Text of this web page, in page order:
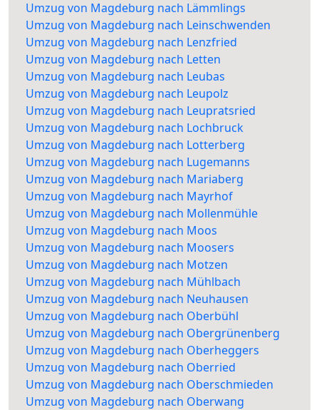
Umzug von Magdeburg nach Lämmlings
Umzug von Magdeburg nach Leinschwenden
Umzug von Magdeburg nach Lenzfried
Umzug von Magdeburg nach Letten
Umzug von Magdeburg nach Leubas
Umzug von Magdeburg nach Leupolz
Umzug von Magdeburg nach Leupratsried
Umzug von Magdeburg nach Lochbruck
Umzug von Magdeburg nach Lotterberg
Umzug von Magdeburg nach Lugemanns
Umzug von Magdeburg nach Mariaberg
Umzug von Magdeburg nach Mayrhof
Umzug von Magdeburg nach Mollenmühle
Umzug von Magdeburg nach Moos
Umzug von Magdeburg nach Moosers
Umzug von Magdeburg nach Motzen
Umzug von Magdeburg nach Mühlbach
Umzug von Magdeburg nach Neuhausen
Umzug von Magdeburg nach Oberbühl
Umzug von Magdeburg nach Obergrünenberg
Umzug von Magdeburg nach Oberheggers
Umzug von Magdeburg nach Oberried
Umzug von Magdeburg nach Oberschmieden
Umzug von Magdeburg nach Oberwang